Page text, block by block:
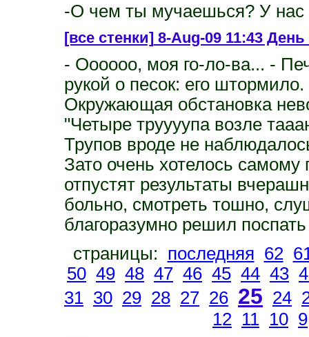
-О чем ты мучаешься? У нас
[все стенки]8-Aug-09 11:43
- Оооооо, моя го-ло-ва... -
рукой о песок: его штормило.
Окружающая обстановка
"Четыре труууупа возле
Трупов вроде не
Зато очень хотелось
отпустят результаты
больно, смотреть тошно,
благоразумно решил
страницы: последняя 62
50 49 48 47 46 45 44 43
31
30 29 28 27 26 25 24
12
11 10 9